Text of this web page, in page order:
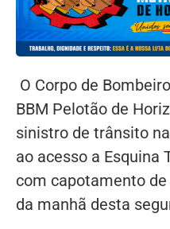
O Corpo de
BBM Pelotão de
sinistro de trânsito
ao acesso a Esquina
com capotamento
da manhã desta